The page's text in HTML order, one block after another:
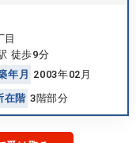
目
徒歩9分
年 月 2003年02月
在階 3階部分